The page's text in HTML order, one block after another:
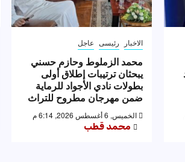
الاخبار رئيسى عاجل
محمد الزملوط وحازم حسني
يبحثان ترتيبات إطلاق أولى
بطولات نادي الأجواد للرماية
ضمن مهرجان مطروح للتراث
الخميس, 6 أغسطس 2026, 6:14 م
محمد قطب